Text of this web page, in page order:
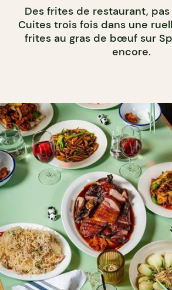
Des frites de restaurant,
Cuites trois fois dans une
frites au gras de bœuf sur
encore.